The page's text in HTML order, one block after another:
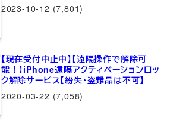
2023-10-12 (7,801)
【現在受付中止中】【遠隔操作で解除可
能！】iPhone遠隔アクティベーションロッ
ク解除サービス【紛失・盗難品は不可】
2020-03-22 (7,058)